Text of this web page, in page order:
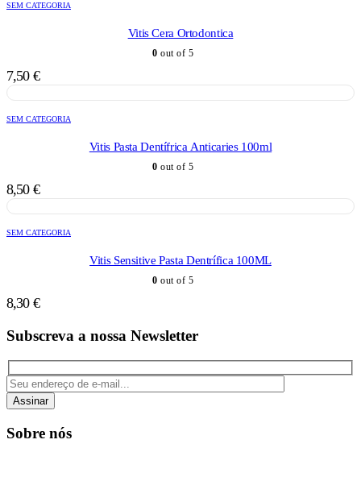
SEM CATEGORIA
Vitis Cera Ortodontica
0 out of 5
7,50 €
SEM CATEGORIA
Vitis Pasta Dentífrica Anticaries 100ml
0 out of 5
8,50 €
SEM CATEGORIA
Vitis Sensitive Pasta Dentrífica 100ML
0 out of 5
8,30 €
Subscreva a nossa Newsletter
Assinar
Sobre nós